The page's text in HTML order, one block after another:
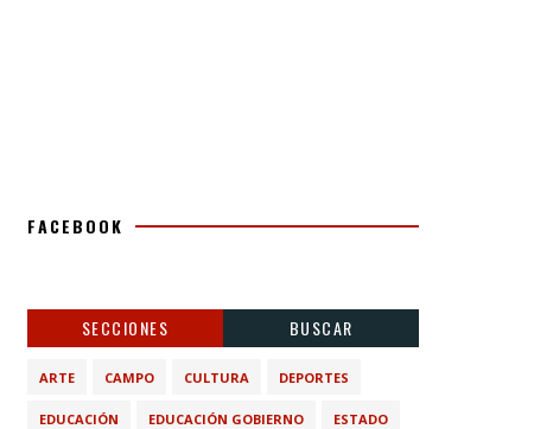
FACEBOOK
SECCIONES BUSCAR
ARTE CAMPO CULTURA DEPORTES
EDUCACIÓN EDUCACIÓN GOBIERNO ESTADO